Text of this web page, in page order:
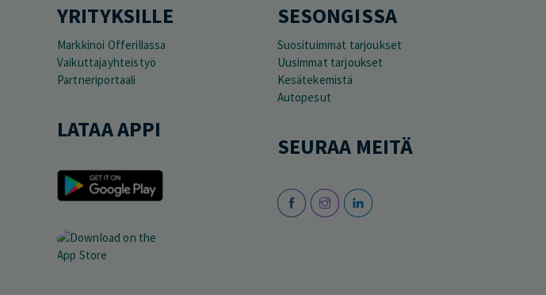
YRITYKSILLE
Markkinoi Offerillassa
Vaikuttajayhteistyö
Partneriportaali
LATAA APPI
SESONGISSA
Suosituimmat tarjoukset
Uusimmat tarjoukset
Kesätekemistä
Autopesut
SEURAA MEITÄ